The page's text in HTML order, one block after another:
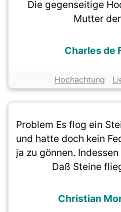
Die gegenseitige
Mutter
Charles de
Hochachtung
Problem Es flog ein
und hatte doch kein
ja zu gönnen.
Daß Steine
Christian